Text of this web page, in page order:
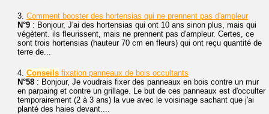
3. Comment booster des hortensias qui ne prennent pas d'ampleur
N°9 : Bonjour, J'ai des hortensias qui ont 10 ans sinon plus, mais qui
végètent. ils fleurissent, mais ne prennent pas d'ampleur. Certes, ce
sont trois hortensias (hauteur 70 cm en fleurs) qui ont reçu quantité de
terre de...
4. Conseils fixation panneaux de bois occultants
N°58 : Bonjour, Je voudrais fixer des panneaux en bois contre un mur
en parpaing et contre un grillage. Le but de ces panneaux est d'occulter
temporairement (2 à 3 ans) la vue avec le voisinage sachant que j'ai
planté des haies devant....